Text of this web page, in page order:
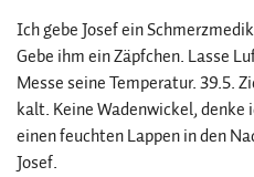
Ich gebe Josef ein
Gebe ihm ein Zäpfchen. Lasse
Messe seine Temperatur. 39.5.
kalt. Keine Wadenwickel, denke
einen feuchten Lappen in den
Josef.